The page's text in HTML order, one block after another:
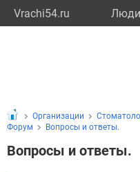
Vrachi54.ru Люди
Организации
Форум
Вопросы и ответы.
Вопросы и ответы.